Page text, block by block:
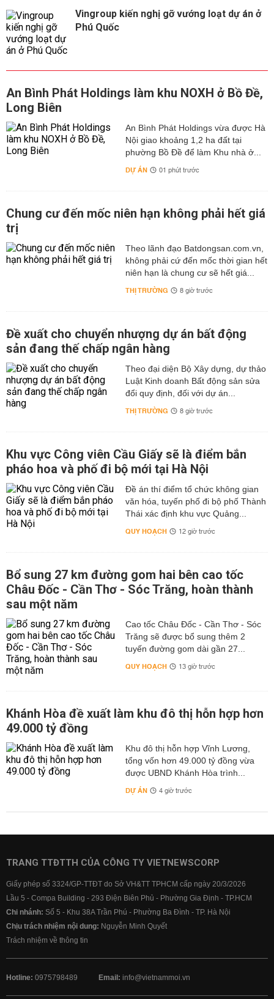
Vingroup kiến nghị gỡ vướng loạt dự án ở
Phú Quốc
An Bình Phát Holdings làm khu NOXH ở Bồ Đề,
Long Biên
An Bình Phát Holdings vừa được Hà
Nội giao khoảng 1,2 ha đất tại
phường Bồ Đề để làm Khu nhà ở...
DỰ ÁN 01 phút trước
Chung cư đến mốc niên hạn không phải hết giá
trị
Theo lãnh đạo Batdongsan.com.vn,
không phải cứ đến mốc thời gian hết
niên hạn là chung cư sẽ hết giá...
THỊ TRƯỜNG 8 giờ trước
Đề xuất cho chuyển nhượng dự án bất động
sản đang thế chấp ngân hàng
Theo đại diện Bộ Xây dựng, dự thảo
Luật Kinh doanh Bất động sản sửa
đổi quy định, đối với dự án...
THỊ TRƯỜNG 8 giờ trước
Khu vực Công viên Cầu Giấy sẽ là điểm bắn
pháo hoa và phố đi bộ mới tại Hà Nội
Đề án thí điểm tổ chức không gian
văn hóa, tuyến phố đi bộ phố Thành
Thái xác định khu vực Quảng...
QUY HOẠCH 12 giờ trước
Bổ sung 27 km đường gom hai bên cao tốc
Châu Đốc - Cần Thơ - Sóc Trăng, hoàn thành
sau một năm
Cao tốc Châu Đốc - Cần Thơ - Sóc
Trăng sẽ được bổ sung thêm 2
tuyến đường gom dài gần 27...
QUY HOẠCH 13 giờ trước
Khánh Hòa đề xuất làm khu đô thị hỗn hợp hơn
49.000 tỷ đồng
Khu đô thị hỗn hợp Vĩnh Lương,
tổng vốn hơn 49.000 tỷ đồng vừa
được UBND Khánh Hòa trình...
DỰ ÁN 4 giờ trước
TRANG TTĐTTH CỦA CÔNG TY VIETNEWSCORP
Giấy phép số 3324/GP-TTĐT do Sở VH&TT TPHCM cấp ngày 20/3/2026
Lầu 5 - Compa Building - 293 Điện Biên Phủ - Phường Gia Định - TP.HCM
Chi nhánh: Số 5 - Khu 38A Trần Phú - Phường Ba Đình - TP. Hà Nội
Chịu trách nhiệm nội dung: Nguyễn Minh Quyết
Trách nhiệm về thông tin
Hotline: 0975798489 Email: info@vietnammoi.vn